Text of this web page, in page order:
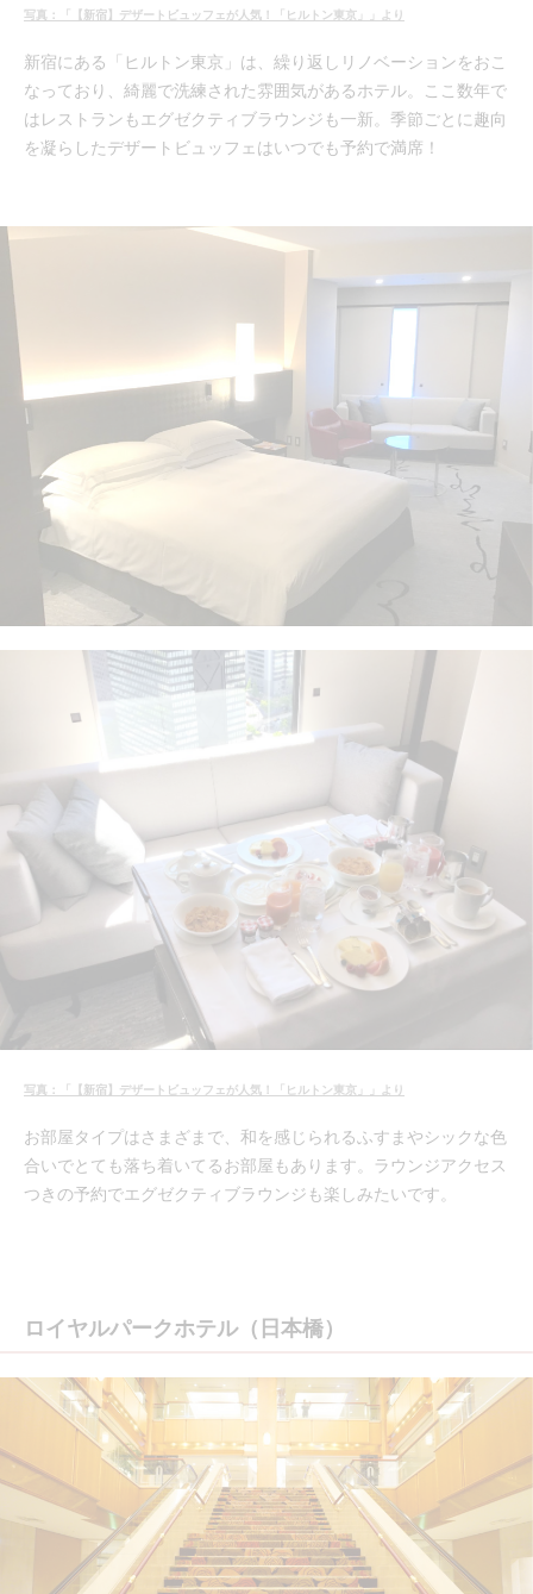
写真：「【新宿】デザートビュッフェが人気！「ヒルトン東京」」より
新宿にある「ヒルトン東京」は、繰り返しリノベーションをおこ
なっており、綺麗で洗練された雰囲気があるホテル。ここ数年で
はレストランもエグゼクティブラウンジも一新。季節ごとに趣向
を凝らしたデザートビュッフェはいつでも予約で満席！
写真：「【新宿】デザートビュッフェが人気！「ヒルトン東京」」より
お部屋タイプはさまざまで、和を感じられるふすまやシックな色
合いでとても落ち着いてるお部屋もあります。ラウンジアクセス
つきの予約でエグゼクティブラウンジも楽しみたいです。
ロイヤルパークホテル（日本橋）